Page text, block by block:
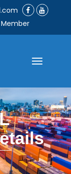
Toggle